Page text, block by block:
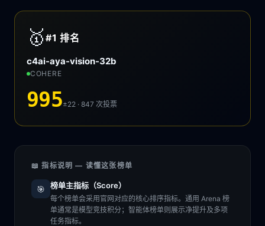
🥇 #1排名
c4ai-aya-vision-32b
COHERE
995±22 · 847 次投票
📖 指标说明 — 读懂这张榜单
🎯 榜单主指标（Score）
每个榜单会采用官网对应的核心排序指标。通用 Arena 榜
单通常是模型竞技积分；智能体榜单则展示净提升及多项
任务指标。